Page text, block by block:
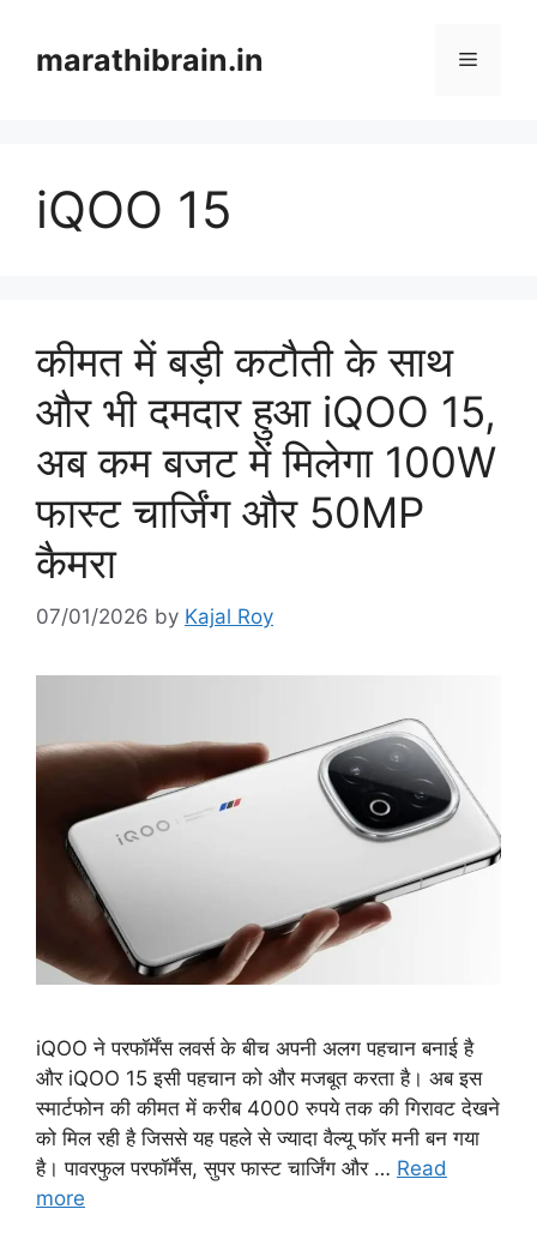
contentmarathibrain.in Menu
iQOO 15
कीमत में बड़ी कटौती के साथ
और भी दमदार हुआ iQOO 15,
अब कम बजट में मिलेगा 100W
फास्ट चार्जिंग और 50MP
कैमरा
07/01/2026 by Kajal Roy
iQOO ने परफॉर्मेंस लवर्स के बीच अपनी अलग पहचान बनाई है
और iQOO 15 इसी पहचान को और मजबूत करता है। अब इस
स्मार्टफोन की कीमत में करीब 4000 रुपये तक की गिरावट देखने
को मिल रही है जिससे यह पहले से ज्यादा वैल्यू फॉर मनी बन गया
है। पावरफुल परफॉर्मेंस, सुपर फास्ट चार्जिंग और … Read
more